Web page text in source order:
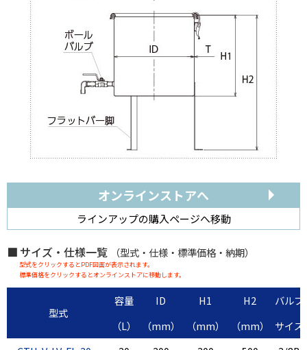
オンラインストアへ
ラインアップの購入ページへ移動
サイズ・仕様一覧 （型式・仕様・標準価格・納期）
型式をクリックするとPDF図面が表示されます。
標準価格をクリックするとオンラインストアに移動します。
型式
容量 ID H1 H2
バルブ
（L）
（mm） （mm） （mm）
サイズ